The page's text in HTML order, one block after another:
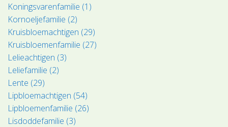
Koningsvarenfamilie (1)
Kornoeljefamilie (2)
Kruisbloemachtigen (29)
Kruisbloemenfamilie (27)
Lelieachtigen (3)
Leliefamilie (2)
Lente (29)
Lipbloemachtigen (54)
Lipbloemenfamilie (26)
Lisdoddefamilie (3)